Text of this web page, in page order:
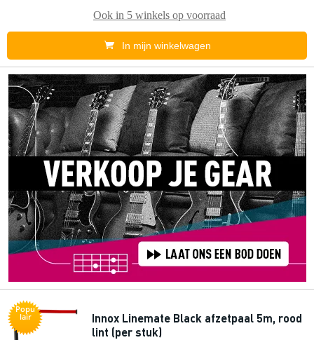
Ook in 5 winkels op voorraad
In mijn winkelwagen
Popu
lair
Innox Linemate Black afzetpaal 5m, rood
lint (per stuk)